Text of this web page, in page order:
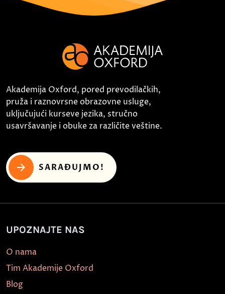
Akademija Oxford, pored prevodilačkih,
pruža i raznovrsne obrazovne usluge,
uključujući kurseve jezika, stručno
usavršavanje i obuke za različite veštine.
SARAĐUJMO!
UPOZNAJTE NAS
O nama
Tim Akademije Oxford
Blog